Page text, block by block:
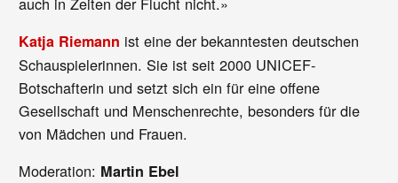
Katja Riemann ist eine der bekanntesten deutschen
Schauspielerinnen. Sie ist seit 2000 UNICEF-
Botschafterin und setzt sich ein für eine offene
Gesellschaft und Menschenrechte, besonders für die
von Mädchen und Frauen.
Moderation: Martin Ebel